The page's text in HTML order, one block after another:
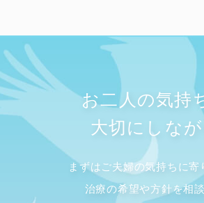
お二人の気持
大切にしな
まずはご夫婦の気持ちに寄
治療の希望や方針を相談